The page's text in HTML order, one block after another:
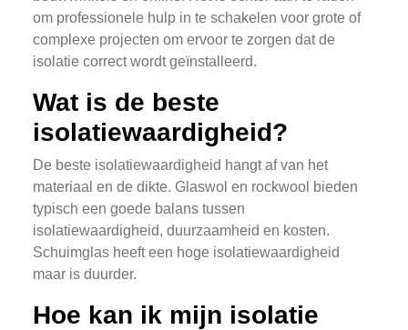
om professionele hulp in te schakelen voor grote of
complexe projecten om ervoor te zorgen dat de
isolatie correct wordt geïnstalleerd.
Wat is de beste
isolatiewaardigheid?
De beste isolatiewaardigheid hangt af van het
materiaal en de dikte. Glaswol en rockwool bieden
typisch een goede balans tussen
isolatiewaardigheid, duurzaamheid en kosten.
Schuimglas heeft een hoge isolatiewaardigheid
maar is duurder.
Hoe kan ik mijn isolatie